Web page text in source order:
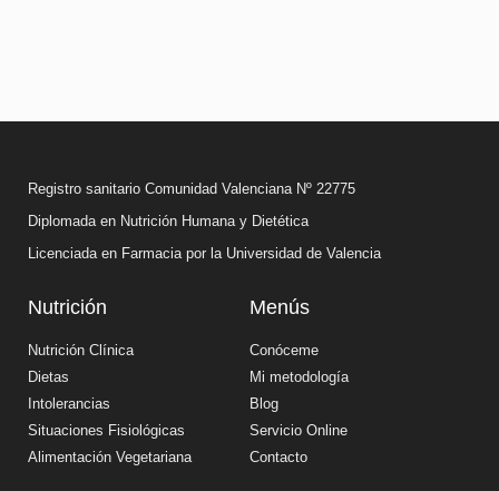
Registro sanitario Comunidad Valenciana Nº 22775
Diplomada en Nutrición Humana y Dietética
Licenciada en Farmacia por la Universidad de Valencia
Nutrición
Nutrición Clínica
Dietas
Intolerancias
Situaciones Fisiológicas
Alimentación Vegetariana
Menús
Conóceme
Mi metodología
Blog
Servicio Online
Contacto